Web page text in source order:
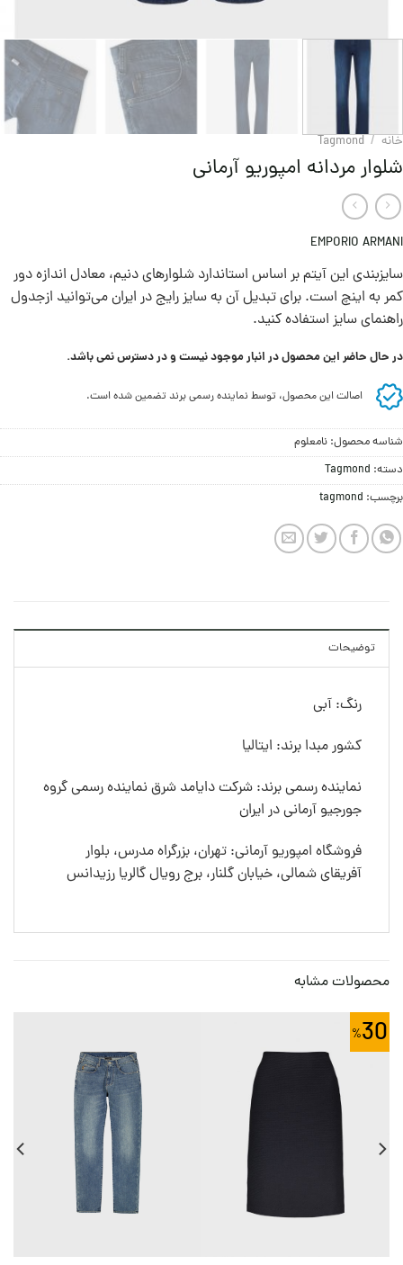
خانه /
Tagmond
شلوار مردانه امپوریو آرمانی
EMPORIO ARMANI
سايزبندی اين آيتم بر اساس استاندارد شلوارهای دنيم، معادل اندازه دور
کمر به اينچ است. برای تبديل آن به سايز رايج در ايران می‌توانيد ازجدول
راهنمای سايز استفاده کنيد.
در حال حاضر این محصول در انبار موجود نیست و در دسترس نمی باشد.
اصالت این محصول، توسط نماینده رسمی برند تضمین شده است.
شناسه محصول: نامعلوم
دسته: Tagmond
برچسب: tagmond
توضیحات
رنگ: آبی
کشور مبدا برند: ایتالیا
نماینده رسمی برند: شرکت دایامد شرق نماینده رسمی گروه
جورجیو آرمانی در ایران
فروشگاه امپوریو آرمانی: تهران، بزرگراه مدرس، بلوار
آفریقای شمالی، خیابان گلنار، برج رویال گالریا رزیدانس
محصولات مشابه
30